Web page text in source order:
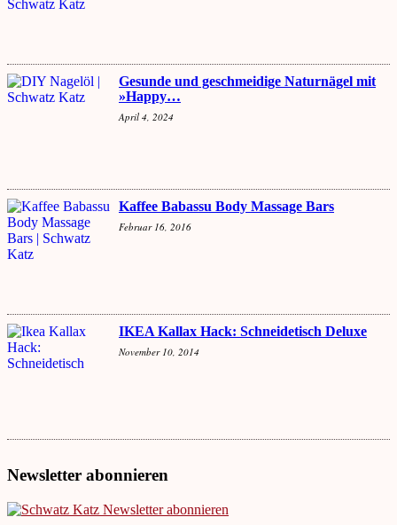
Gesunde und geschmeidige Naturnägel mit
»Happy…
April 4, 2024
Kaffee Babassu Body Massage Bars
Februar 16, 2016
IKEA Kallax Hack: Schneidetisch Deluxe
November 10, 2014
Newsletter abonnieren